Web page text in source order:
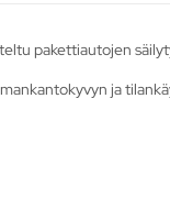
pakettiautojen
ja